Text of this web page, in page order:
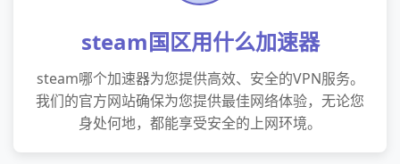
steam国区用什么加速器
steam哪个加速器为您提供高效、安全的VPN服务。
我们的官方网站确保为您提供最佳网络体验，无论您
身处何地，都能享受安全的上网环境。